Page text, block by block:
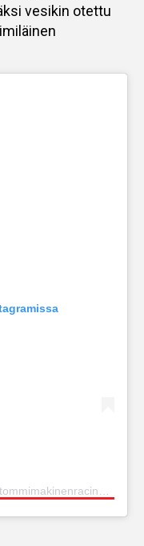
vesikin otettu